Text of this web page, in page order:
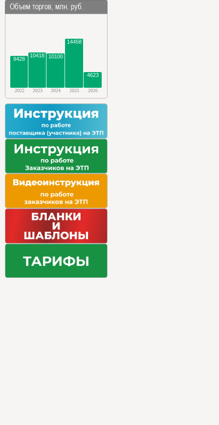
Объем торгов, млн. руб.
9428
10418 10100
14458
4623
2022 2023 2024 2025 2026